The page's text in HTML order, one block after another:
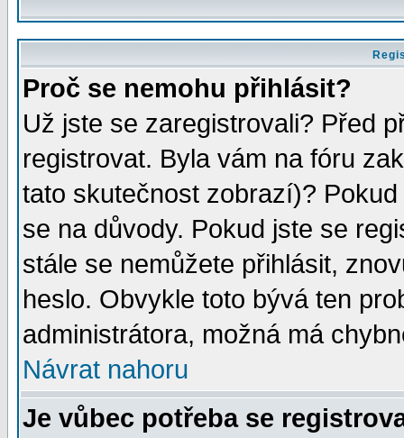
Proč se nemohu přihlásit?
Už jste se zaregistrovali? Před
registrovat. Byla vám na fóru
tato skutečnost zobrazí)?
se na důvody. Pokud jste se
stále se nemůžete přihlásit,
heslo. Obvykle toto bývá ten
administrátora, možná má
Návrat nahoru
Je vůbec potřeba se